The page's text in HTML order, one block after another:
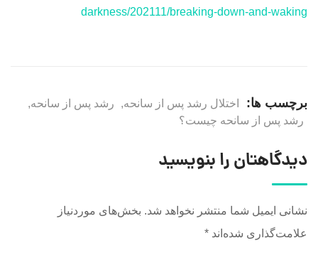
darkness/202111/breaking-down-and-waking
برچسب ها: اختلال رشد پس از سانحه, رشد پس از سانحه,
رشد پس از سانحه چیست؟
دیدگاهتان را بنویسید
نشانی ایمیل شما منتشر نخواهد شد. بخش‌های موردنیاز
علامت‌گذاری شده‌اند *